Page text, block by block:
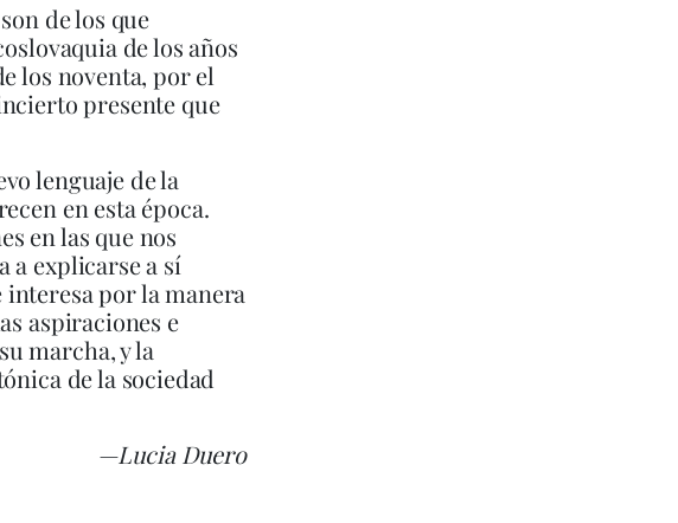
de los que
de los años
los noventa, por el
presente que
lenguaje de la
en esta época.
en las que nos
a explicarse a sí
interesa por la manera
aspiraciones e
marcha, y la
de la sociedad
—Lucia Duero